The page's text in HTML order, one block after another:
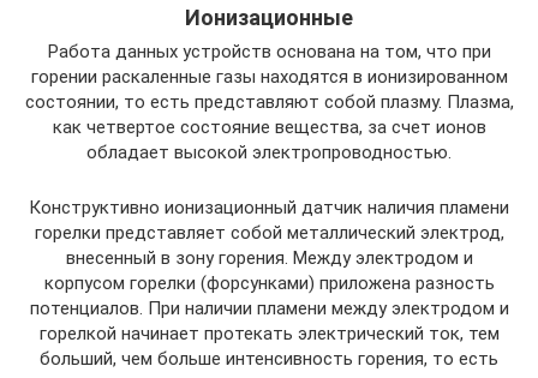
Ионизационные
Работа данных устройств основана на том, что при
горении раскаленные газы находятся в ионизированном
состоянии, то есть представляют собой плазму. Плазма,
как четвертое состояние вещества, за счет ионов
обладает высокой электропроводностью.
Конструктивно ионизационный датчик наличия пламени
горелки представляет собой металлический электрод,
внесенный в зону горения. Между электродом и
корпусом горелки (форсунками) приложена разность
потенциалов. При наличии пламени между электродом и
горелкой начинает протекать электрический ток, тем
больший, чем больше интенсивность горения, то есть